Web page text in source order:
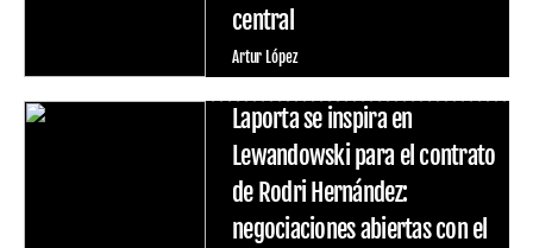
central
Artur López
Laporta se inspira en
Lewandowski para el contrato
de Rodri Hernández:
negociaciones abiertas con el